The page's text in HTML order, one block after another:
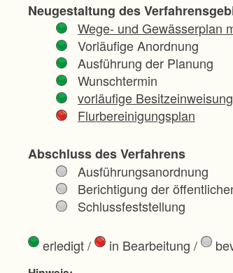
Neugestaltung des
Wege- und Gewässerplan
Vorläufige Anordnung
Ausführung der Planung
Wunschtermin
vorläufige Besitzeinweisung
Flurbereinigungsplan
Abschluss des Verfahrens
Ausführungsanordnung
Berichtigung der
Schlussfeststellung
erledigt/ in Bearbeitung /